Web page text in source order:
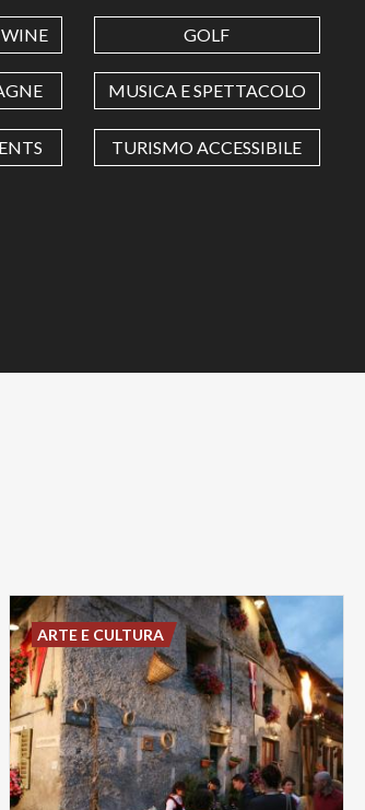
GOLF
MUSICA E SPETTACOLO
TURISMO ACCESSIBILE
ARTE E CULTURA